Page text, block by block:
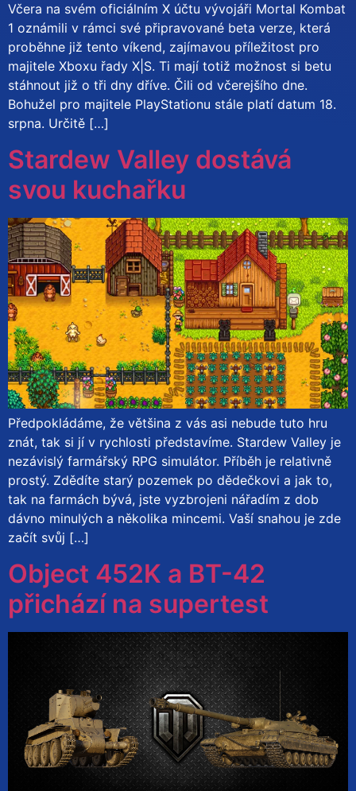
Včera na svém oficiálním X účtu vývojáři Mortal Kombat
1 oznámili v rámci své připravované beta verze, která
proběhne již tento víkend, zajímavou příležitost pro
majitele Xboxu řady X|S. Ti mají totiž možnost si betu
stáhnout již o tři dny dříve. Čili od včerejšího dne.
Bohužel pro majitele PlayStationu stále platí datum 18.
srpna. Určitě […]
Stardew Valley dostává
svou kuchařku
Předpokládáme, že většina z vás asi nebude tuto hru
znát, tak si jí v rychlosti představíme. Stardew Valley je
nezávislý farmářský RPG simulátor. Příběh je relativně
prostý. Zdědíte starý pozemek po dědečkovi a jak to,
tak na farmách bývá, jste vyzbrojeni nářadím z dob
dávno minulých a několika mincemi. Vaší snahou je zde
začít svůj […]
Object 452K a BT-42
přichází na supertest